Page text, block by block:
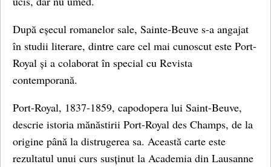
După eșecul romanelor sale, Sainte-Beuve s-a angajat
în studii literare, dintre care cel mai cunoscut este Port-
Royal și a colaborat în special cu Revista
contemporană.
Port-Royal, 1837-1859, capodopera lui Saint-Beuve,
descrie istoria mănăstirii Port-Royal des Champs, de la
origine până la distrugerea sa. Această carte este
rezultatul unui curs susținut la Academia din Lausanne